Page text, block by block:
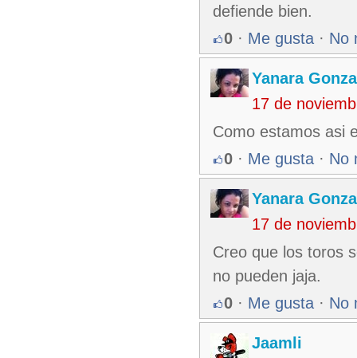
defiende bien.
0 · Me gusta · No
Yanara
17 de
Como estamos asi
0 · Me gusta · No
Yanara
17 de
Creo que los toros
no pueden jaja.
0 · Me gusta · No
Jaamli